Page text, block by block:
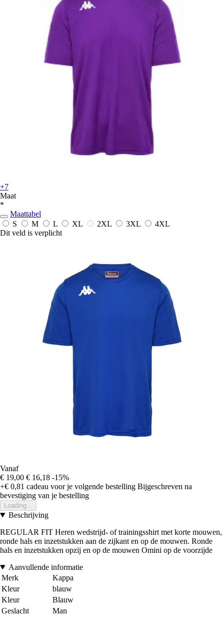
+7
Maat
*
Maattabel
S
M L XL 2XL 3XL
4XL
Dit veld is verplicht
Vanaf
€ 19,00 € 16,18 -15%
+€ 0,81 cadeau voor je volgende bestelling Bijgeschreven na
bevestiging van je bestelling
Loading...
Beschrijving
REGULAR FIT Heren wedstrijd- of trainingsshirt met korte mouwen,
ronde hals en inzetstukken aan de zijkant en op de mouwen. Ronde
hals en inzetstukken opzij en op de mouwen Omini op de voorzijde
Aanvullende informatie
Merk
Kappa
Kleur
blauw
Kleur
Blauw
Geslacht
Man